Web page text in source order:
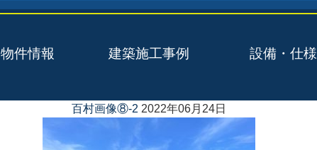
物件情報 建築施工事例 設備・仕様
百村画像⑧-2 2022年06月24日